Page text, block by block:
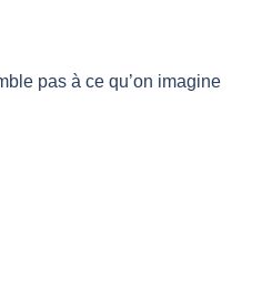
pas à ce qu’on imagine